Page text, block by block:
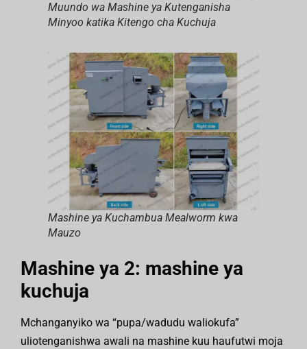
Muundo wa Mashine ya Kutenganisha
Minyoo katika Kitengo cha Kuchuja
Mashine ya Kuchambua Mealworm kwa
Mauzo
Mashine ya 2: mashine ya
kuchuja
Mchanganyiko wa “pupa/wadudu waliokufa”
uliotenganishwa awali na mashine kuu haufutwi moja